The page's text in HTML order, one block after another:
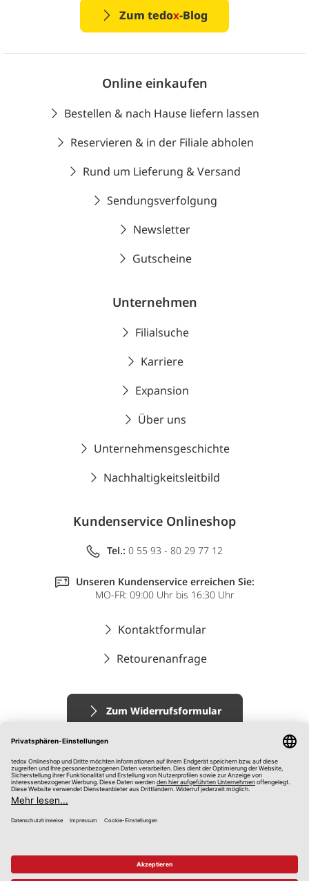
Zum tedox-Blog
Online einkaufen
Bestellen & nach Hause liefern lassen
Reservieren & in der Filiale abholen
Rund um Lieferung & Versand
Sendungsverfolgung
Newsletter
Gutscheine
Unternehmen
Filialsuche
Karriere
Expansion
Über uns
Unternehmensgeschichte
Nachhaltigkeitsleitbild
Kundenservice Onlineshop
Tel.: 0 55 93 - 80 29 77 12
Unseren Kundenservice erreichen Sie:
MO-FR: 09:00 Uhr bis 16:30 Uhr
Kontaktformular
Retourenanfrage
Zum Widerrufsformular
Impressum
AGB
Datenschutz
Hinweisgebersystem